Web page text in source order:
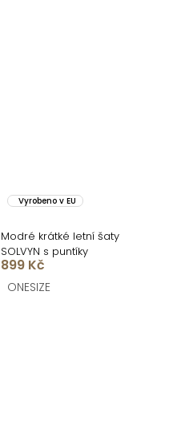
Vyrobeno v EU
Modré krátké letní šaty
SOLVYN s puntíky
899 Kč
ONESIZE